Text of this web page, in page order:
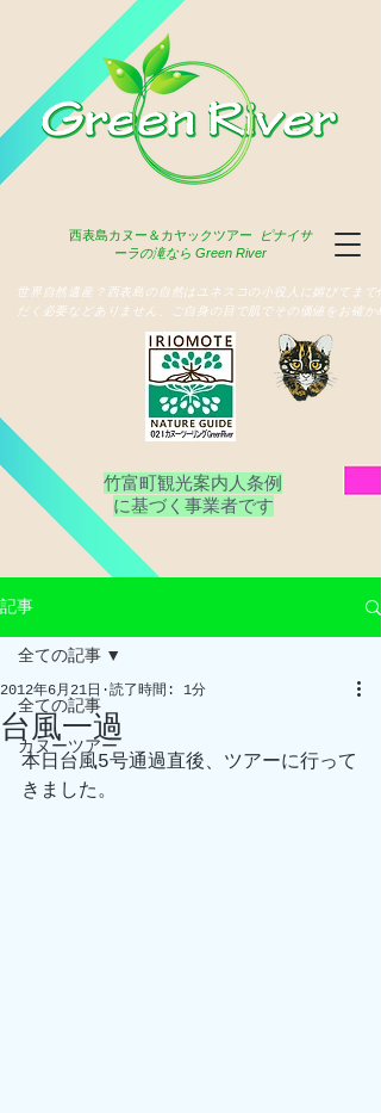
西表島カヌー＆カヤックツアー
ピナイサ
ーラの滝なら Green River
竹富町観光案内人条例
​に基づく事業者です
世界自然遺産？西表島の自然はユネスコの小役人に媚びてまで
だく必要などありません、ご自身の目で肌でその価値をお確か
記事
全ての記事
カヌーツアー
全ての記事
台風一過
2012年6月21日 読了時間: 1分
本日台風5号通過直後、ツアーに行って
きました。